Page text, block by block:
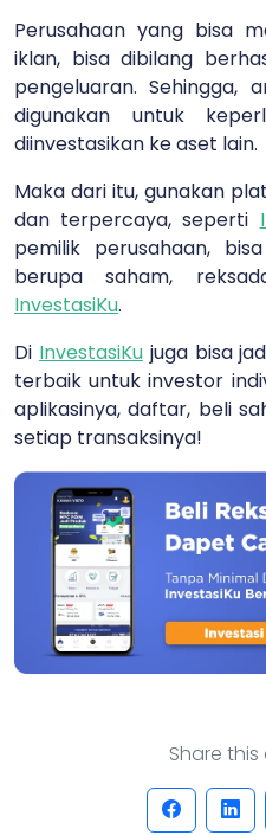
Perusahaan yang bisa
iklan, bisa dibilang
pengeluaran. Sehingga,
digunakan untuk
diinvestasikan ke aset lain.
Maka dari itu, gunakan
dan terpercaya, seperti
pemilik perusahaan,
berupa saham,
InvestasiKu.
Di InvestasiKujuga bisa
terbaik untuk investor
aplikasinya, daftar, beli
setiap transaksinya!
Share this